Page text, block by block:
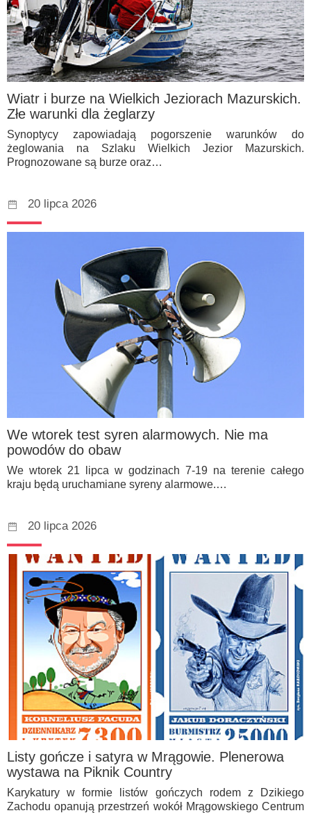
Wiatr i burze na Wielkich Jeziorach Mazurskich.
Złe warunki dla żeglarzy
Synoptycy zapowiadają pogorszenie warunków do
żeglowania na Szlaku Wielkich Jezior Mazurskich.
Prognozowane są burze oraz…
20 lipca 2026
We wtorek test syren alarmowych. Nie ma
powodów do obaw
We wtorek 21 lipca w godzinach 7-19 na terenie całego
kraju będą uruchamiane syreny alarmowe.…
20 lipca 2026
Listy gończe i satyra w Mrągowie. Plenerowa
wystawa na Piknik Country
Karykatury w formie listów gończych rodem z Dzikiego
Zachodu opanują przestrzeń wokół Mrągowskiego Centrum